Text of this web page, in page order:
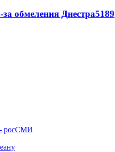
обмеления Днестра5189
- росСМИ